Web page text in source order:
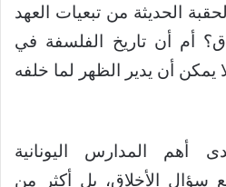
الحديثة من تبعيات العهد
أم أن تاريخ الفلسفة في
يمكن أن يدير الظهر لما خلفه
أهم المدارس اليونانية
سؤال الأخلاق، بل أكثر من